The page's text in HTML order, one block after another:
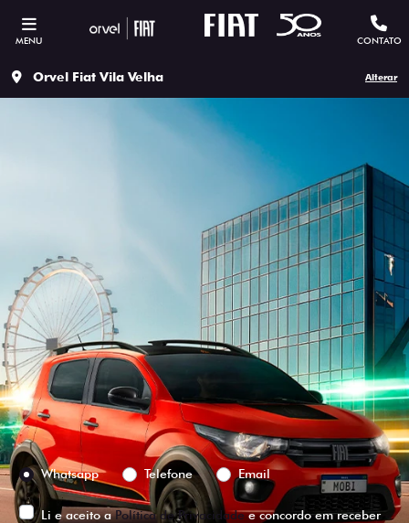
MENU CONTATO
Orvel Fiat Vila Velha Alterar
ESTOU INTERESSADO
Versão escolhida
Preferência de contato:
Whatsapp
Telefone Email
Li e aceito aPolítica de Privacidadee concordo em receber